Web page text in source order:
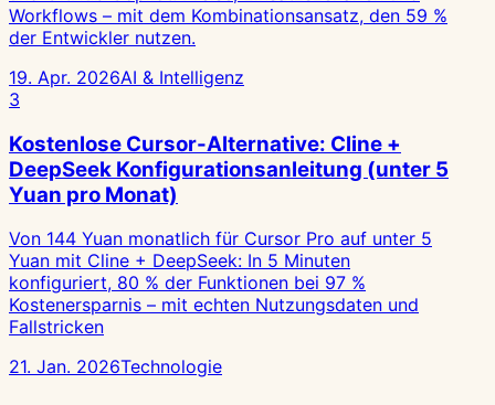
Workflows – mit dem Kombinationsansatz, den 59 %
der Entwickler nutzen.
19. Apr. 2026AI & Intelligenz
3
Kostenlose Cursor-Alternative: Cline +
DeepSeek Konfigurationsanleitung (unter 5
Yuan pro Monat)
Von 144 Yuan monatlich für Cursor Pro auf unter 5
Yuan mit Cline + DeepSeek: In 5 Minuten
konfiguriert, 80 % der Funktionen bei 97 %
Kostenersparnis – mit echten Nutzungsdaten und
Fallstricken
21. Jan. 2026Technologie